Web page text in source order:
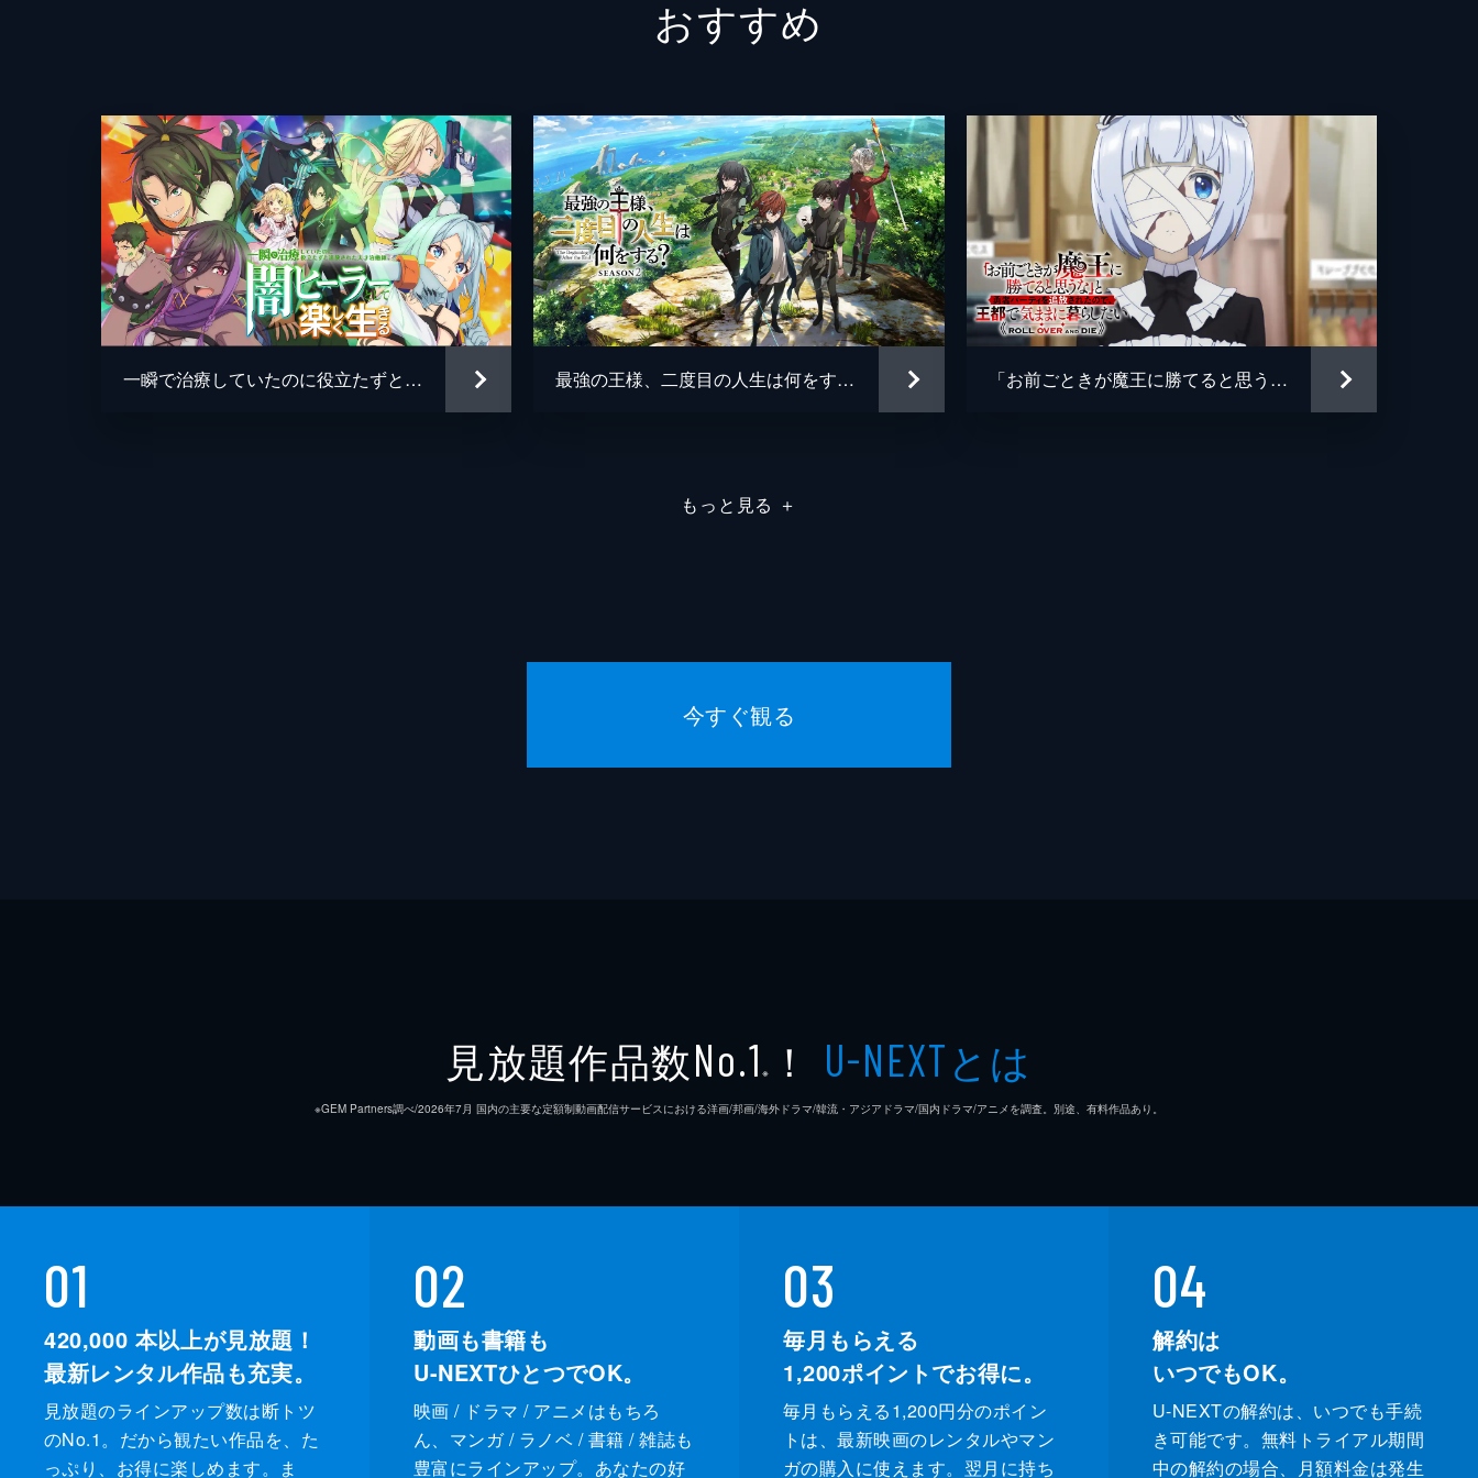
おすすめ
一瞬で治療していたのに役立たずと追放された天才治癒師、闇ヒーラーとして楽しく生きる 最強の王様、二度目の人生は何をする？ Season 2 「お前ごときが魔王に勝てると思うな」と勇者パーティを追放されたので、王都で気ままに暮らしたい
もっと見る ＋
今すぐ観る
見放題作品数No.1 ※ ！ U-NEXTとは
※GEM Partners調べ/2026年7⽉ 国内の主要な定額制動画配信サービスにおける洋画/邦画/海外ドラマ/韓流・アジアドラマ/国内ドラマ/アニメを調査。別途、有料作品あり。
01
420,000 本以上が見放題！
最新レンタル作品も充実。
見放題のラインアップ数は断トツ
のNo.1。だから観たい作品を、た
っぷり、お得に楽しめます。ま
02
動画も書籍も
U-NEXTひとつでOK。
映画 / ドラマ / アニメはもちろ
ん、マンガ / ラノベ / 書籍 / 雑誌も
豊富にラインアップ。あなたの好
03
毎月もらえる
1,200ポイントでお得に。
毎月もらえる1,200円分のポイン
トは、最新映画のレンタルやマン
ガの購入に使えます。翌月に持ち
04
解約は
いつでもOK。
U-NEXTの解約は、いつでも手続
き可能です。無料トライアル期間
中の解約の場合、月額料金は発生